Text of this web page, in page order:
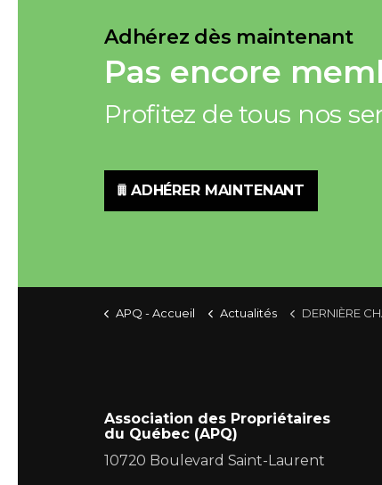
Adhérez dès maintenant
Pas encore
Profitez de tous nos
ADHÉRER MAINTENANT
APQ - Accueil Actualités DERNIÈRE CHANCE Bétonel : Jusqu’à
Association des Propriétaires
du Québec (APQ)
10720 Boulevard Saint-Laurent